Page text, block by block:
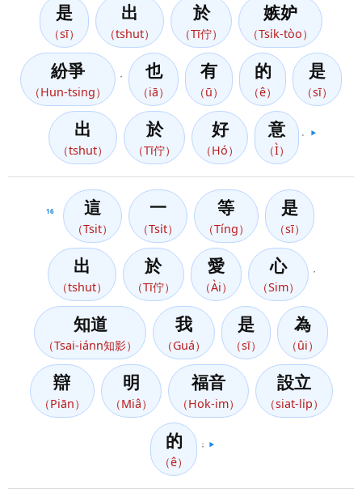
是
（sī）
出
（tshut）
於
（Tī佇）
嫉妒
（Tsi̍k-tòo）
紛爭
（Hun-tsing）
也
（iā）
有
（ū）
的
（ê）
是
（sī）
出
（tshut）
於
（Tī佇）
好
（Hó）
意
（Ì）
▶️
16 這
（Tsit）
一
（Tsi̍t）
等
（Tíng）
是
（sī）
出
（tshut）
於
（Tī佇）
愛
（Ài）
心
（Sim）
知道
（Tsai-iánn知影）
我
（Guá）
是
（sī）
為
（ûi）
辯
（Piān）
明
（Miâ）
福音
（Hok-im）
設立
（siat-li̍p）
的
（ê）
； ▶️